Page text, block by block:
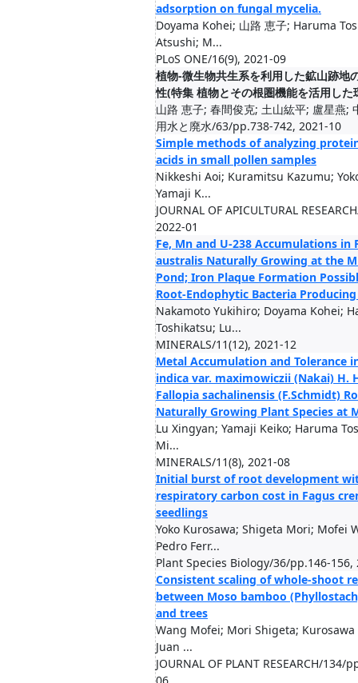
adsorption on fungal mycelia.
Doyama Kohei; 山路 恵子; Haruma
Atsushi; M...
PLoS ONE/16(9), 2021-09
植物-微生物共生系を利用した鉱山跡地
性(特集 植物とその根圏機能を活用した
山路 恵子; 春間俊克; 土山紘平; 盧星燕;
用水と廃水/63/pp.738-742, 2021-10
Simple methods of analyzing
acids in small pollen samples
Nikkeshi Aoi; Kuramitsu Kazumu;
Yamaji K...
JOURNAL OF APICULTURAL
2022-01
Fe, Mn and U-238 Accumulations in
australis Naturally Growing at the
Pond; Iron Plaque Formation
Root-Endophytic Bacteria
Nakamoto Yukihiro; Doyama Kohei;
Toshikatsu; Lu...
MINERALS/11(12), 2021-12
Metal Accumulation and Tolerance
indica var. maximowiczii (Nakai) H.
Fallopia sachalinensis (F.Schmidt)
Naturally Growing Plant Species at
Lu Xingyan; Yamaji Keiko; Haruma
Mi...
MINERALS/11(8), 2021-08
Initial burst of root development
respiratory carbon cost in Fagus
seedlings
Yoko Kurosawa; Shigeta Mori; Mofei
Pedro Ferr...
Plant Species Biology/36/pp.146-156,
Consistent scaling of whole-shoot
between Moso bamboo
and trees
Wang Mofei; Mori Shigeta; Kurosawa
Juan ...
JOURNAL OF PLANT RESEARCH/134/